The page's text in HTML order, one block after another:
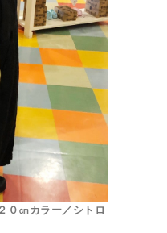
㎝カラー／シトロ